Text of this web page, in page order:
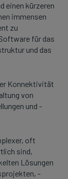
einen kürzeren
immensen
zu
für das
und das
Konnektivität
von
und -
oft
sind,
Lösungen
-